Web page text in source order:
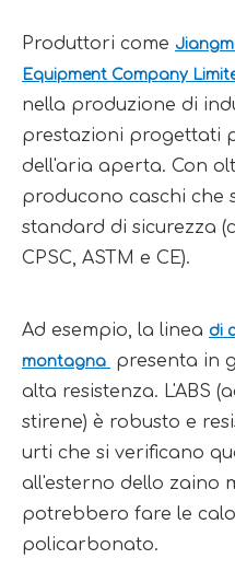
Produttori come
Equipment Company
nella produzione di
prestazioni progettati
dell'aria aperta. Con
producono caschi che
standard di sicurezza
CPSC, ASTM e CE).
Ad esempio, la linea di
montagna
presenta in
alta resistenza. L'ABS
stirene) è robusto e
urti che si verificano
all'esterno dello zaino
potrebbero fare le
policarbonato.